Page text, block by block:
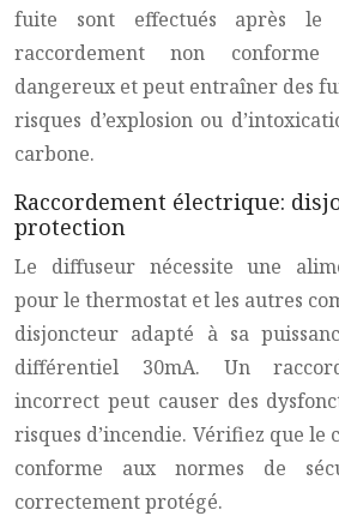
fuite sont effectués après le
raccordement non conforme
dangereux et peut entraîner des
risques d’explosion ou
carbone.
Raccordement électrique:
protection
Le diffuseur nécessite une
pour le thermostat et les autres
disjoncteur adapté à sa
différentiel 30mA. Un
incorrect peut causer des
risques d’incendie. Vérifiez que
conforme aux normes de
correctement protégé.